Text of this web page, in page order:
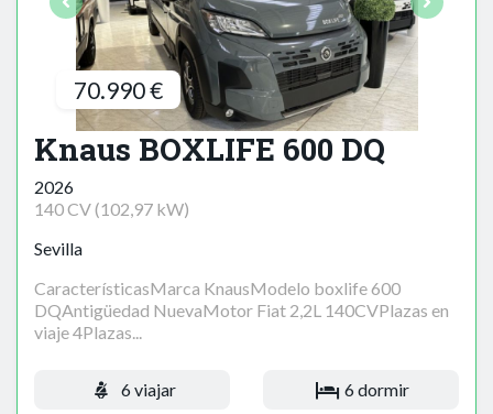
70.990 €
Knaus BOXLIFE 600 DQ
2026
140 CV (102,97 kW)
Sevilla
CaracterísticasMarca KnausModelo boxlife 600
DQAntigüedad NuevaMotor Fiat 2,2L 140CVPlazas en
viaje 4Plazas...
6 viajar 6 dormir